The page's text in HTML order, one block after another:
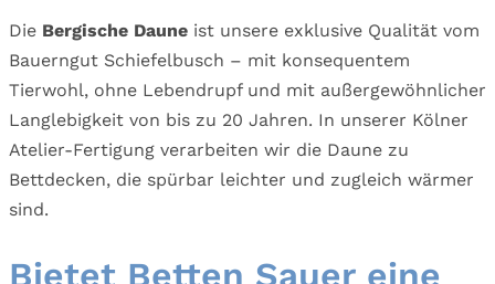
Die Bergische Daune ist unsere exklusive Qualität vom
Bauerngut Schiefelbusch – mit konsequentem
Tierwohl, ohne Lebendrupf und mit außergewöhnlicher
Langlebigkeit von bis zu 20 Jahren. In unserer Kölner
Atelier-Fertigung verarbeiten wir die Daune zu
Bettdecken, die spürbar leichter und zugleich wärmer
sind.
Bietet Betten Sauer eine